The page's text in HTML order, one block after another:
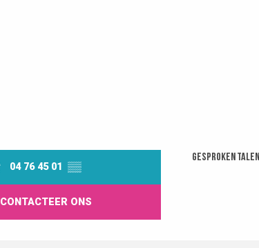
04 76 45 01 ▒▒
CONTACTEER ONS
Gesproken talen
Gesproken talen